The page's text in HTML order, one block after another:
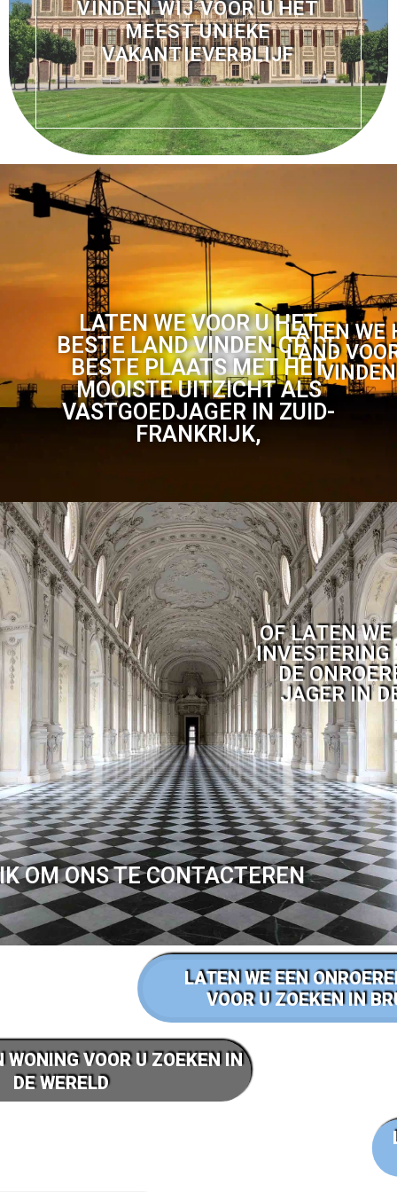
VINDEN WIJ VOOR U HET
MEEST UNIEKE
VAKANTIEVERBLIJF
LATEN WE VOOR U HET
BESTE LAND VINDEN OP DE
BESTE PLAATS MET HET
MOOISTE UITZICHT ALS
VASTGOEDJAGER IN ZUID-
FRANKRIJK,
LATEN WE
LAND
VINDEN
OF LATEN WE
DE
JAGER IN
OM ONS TE CONTACTEREN
CONTACT OPNEMEN
LATEN WE EEN
VOOR U ZOEKEN IN
WONING VOOR U ZOEKEN IN
DE WERELD